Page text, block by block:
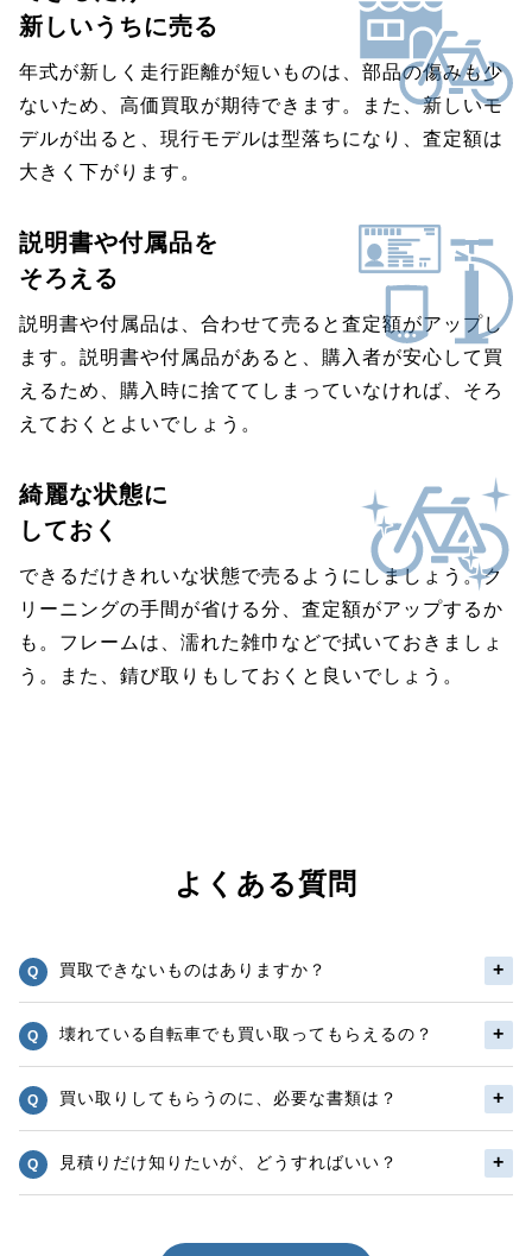
新しいうちに売る
年式が新しく走行距離が短いものは、部品の傷みも少
ないため、高価買取が期待できます。また、新しいモ
デルが出ると、現行モデルは型落ちになり、査定額は
大きく下がります。
説明書や付属品を
そろえる
説明書や付属品は、合わせて売ると査定額がアップし
ます。説明書や付属品があると、購入者が安心して買
えるため、購入時に捨ててしまっていなければ、そろ
えておくとよいでしょう。
綺麗な状態に
しておく
できるだけきれいな状態で売るようにしましょう。ク
リーニングの手間が省ける分、査定額がアップするか
も。フレームは、濡れた雑巾などで拭いておきましょ
う。また、錆び取りもしておくと良いでしょう。
よくある質問
買取できないものはありますか？
壊れている自転車でも買い取ってもらえるの？
買い取りしてもらうのに、必要な書類は？
見積りだけ知りたいが、どうすればいい？